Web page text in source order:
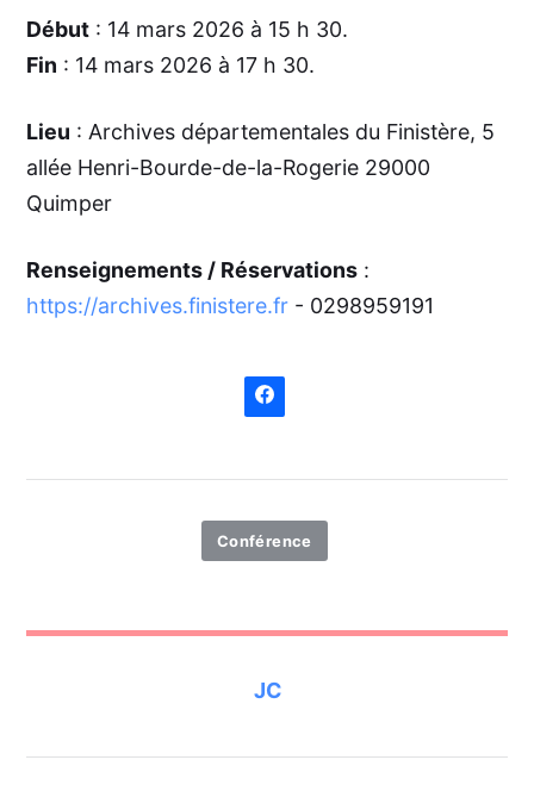
Début: 14 mars 2026 à 15 h 30.
Fin : 14 mars 2026 à 17 h 30.
Lieu : Archives départementales du Finistère, 5
allée Henri-Bourde-de-la-Rogerie 29000
Quimper
Renseignements / Réservations:
https://archives.finistere.fr- 0298959191
Conférence
JC